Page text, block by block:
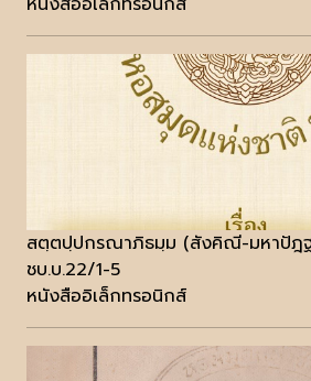
สตฺตปฺปกรณาภิธมฺม (สังคิณี-มหาปัฎ
ชบ.บ.22/1-5
หนังสืออิเล็กทรอนิกส์